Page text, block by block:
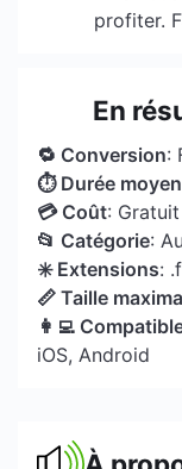
profiter.
En
🔁 Conversion:
⏱ Durée
💳 Coût: Gratuit
📂 Catégorie:
✳️ Extensions:
📏 Taille
👩‍💻
iOS, Android